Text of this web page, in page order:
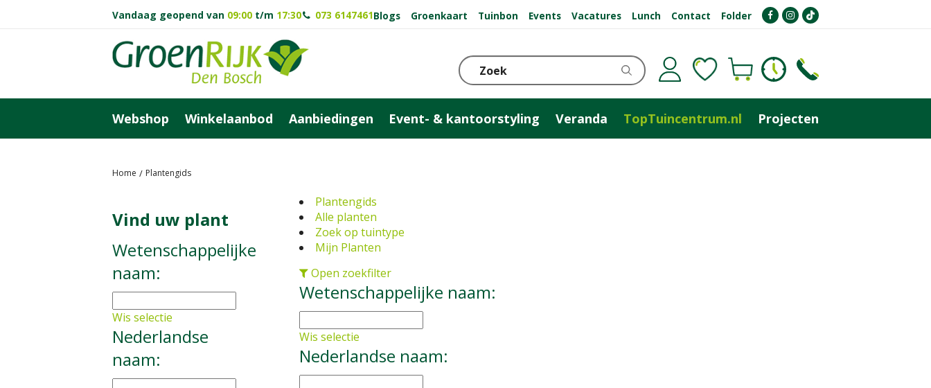
Home Plantengids
Vandaag geopend van 09:00 t/m 17:30 073 6147461Blogs Groenkaart Tuinbon Events Vacatures Lunch Contact Folder
Webshop Winkelaanbod Aanbiedingen Event- & kantoorstyling Veranda TopTuincentrum.nl Projecten
Plantengids
Alle planten
Zoek op tuintype
Mijn Planten
Open zoekfilter
Wetenschappelijke naam:
Wis selectie
Nederlandse naam:
Vind uw plant
Wetenschappelijke
naam:
Wis selectie
Nederlandse
naam: